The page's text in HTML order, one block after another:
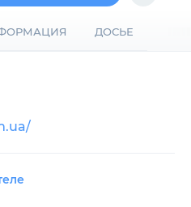
ДОСЬЕ